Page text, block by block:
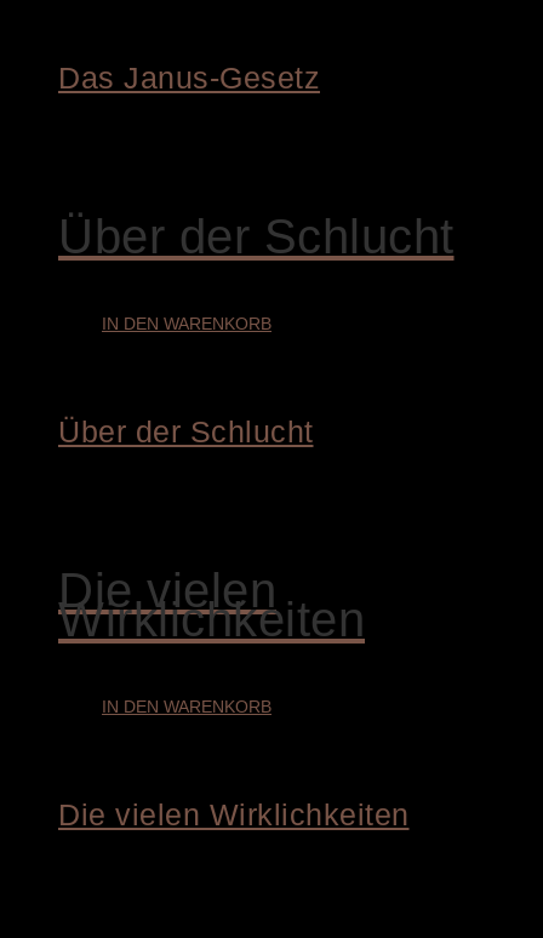
Das Janus-Gesetz
Über der Schlucht
IN DEN WARENKORB
Über der Schlucht
Die vielen
Wirklichkeiten
IN DEN WARENKORB
Die vielen Wirklichkeiten